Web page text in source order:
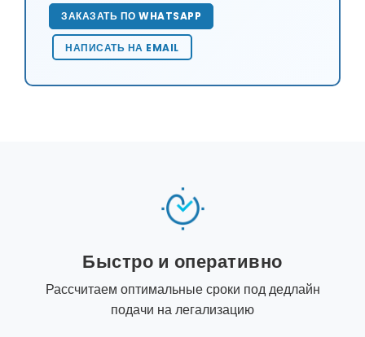
ЗАКАЗАТЬ ПО WHATSAPP
НАПИСАТЬ НА EMAIL
Быстро и оперативно
Рассчитаем оптимальные сроки под дедлайн
подачи на легализацию